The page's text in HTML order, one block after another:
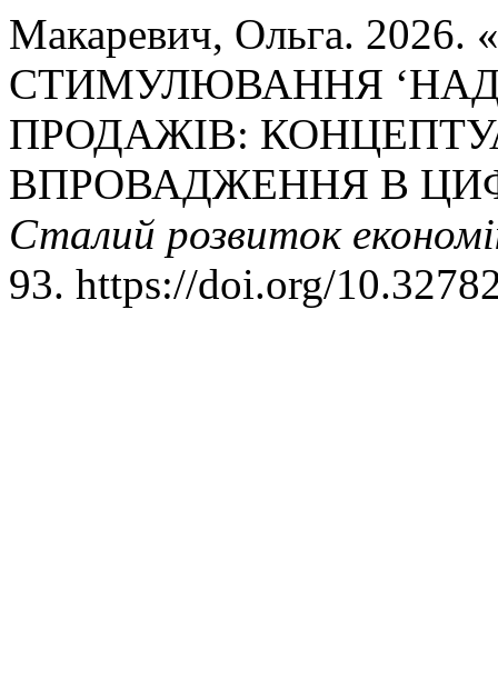
Макаревич, Ольга.
СТИМУЛЮВАННЯ ‘НАД
ПРОДАЖІВ:
ВПРОВАДЖЕННЯ В
Сталий розвиток
93. https://doi.org/